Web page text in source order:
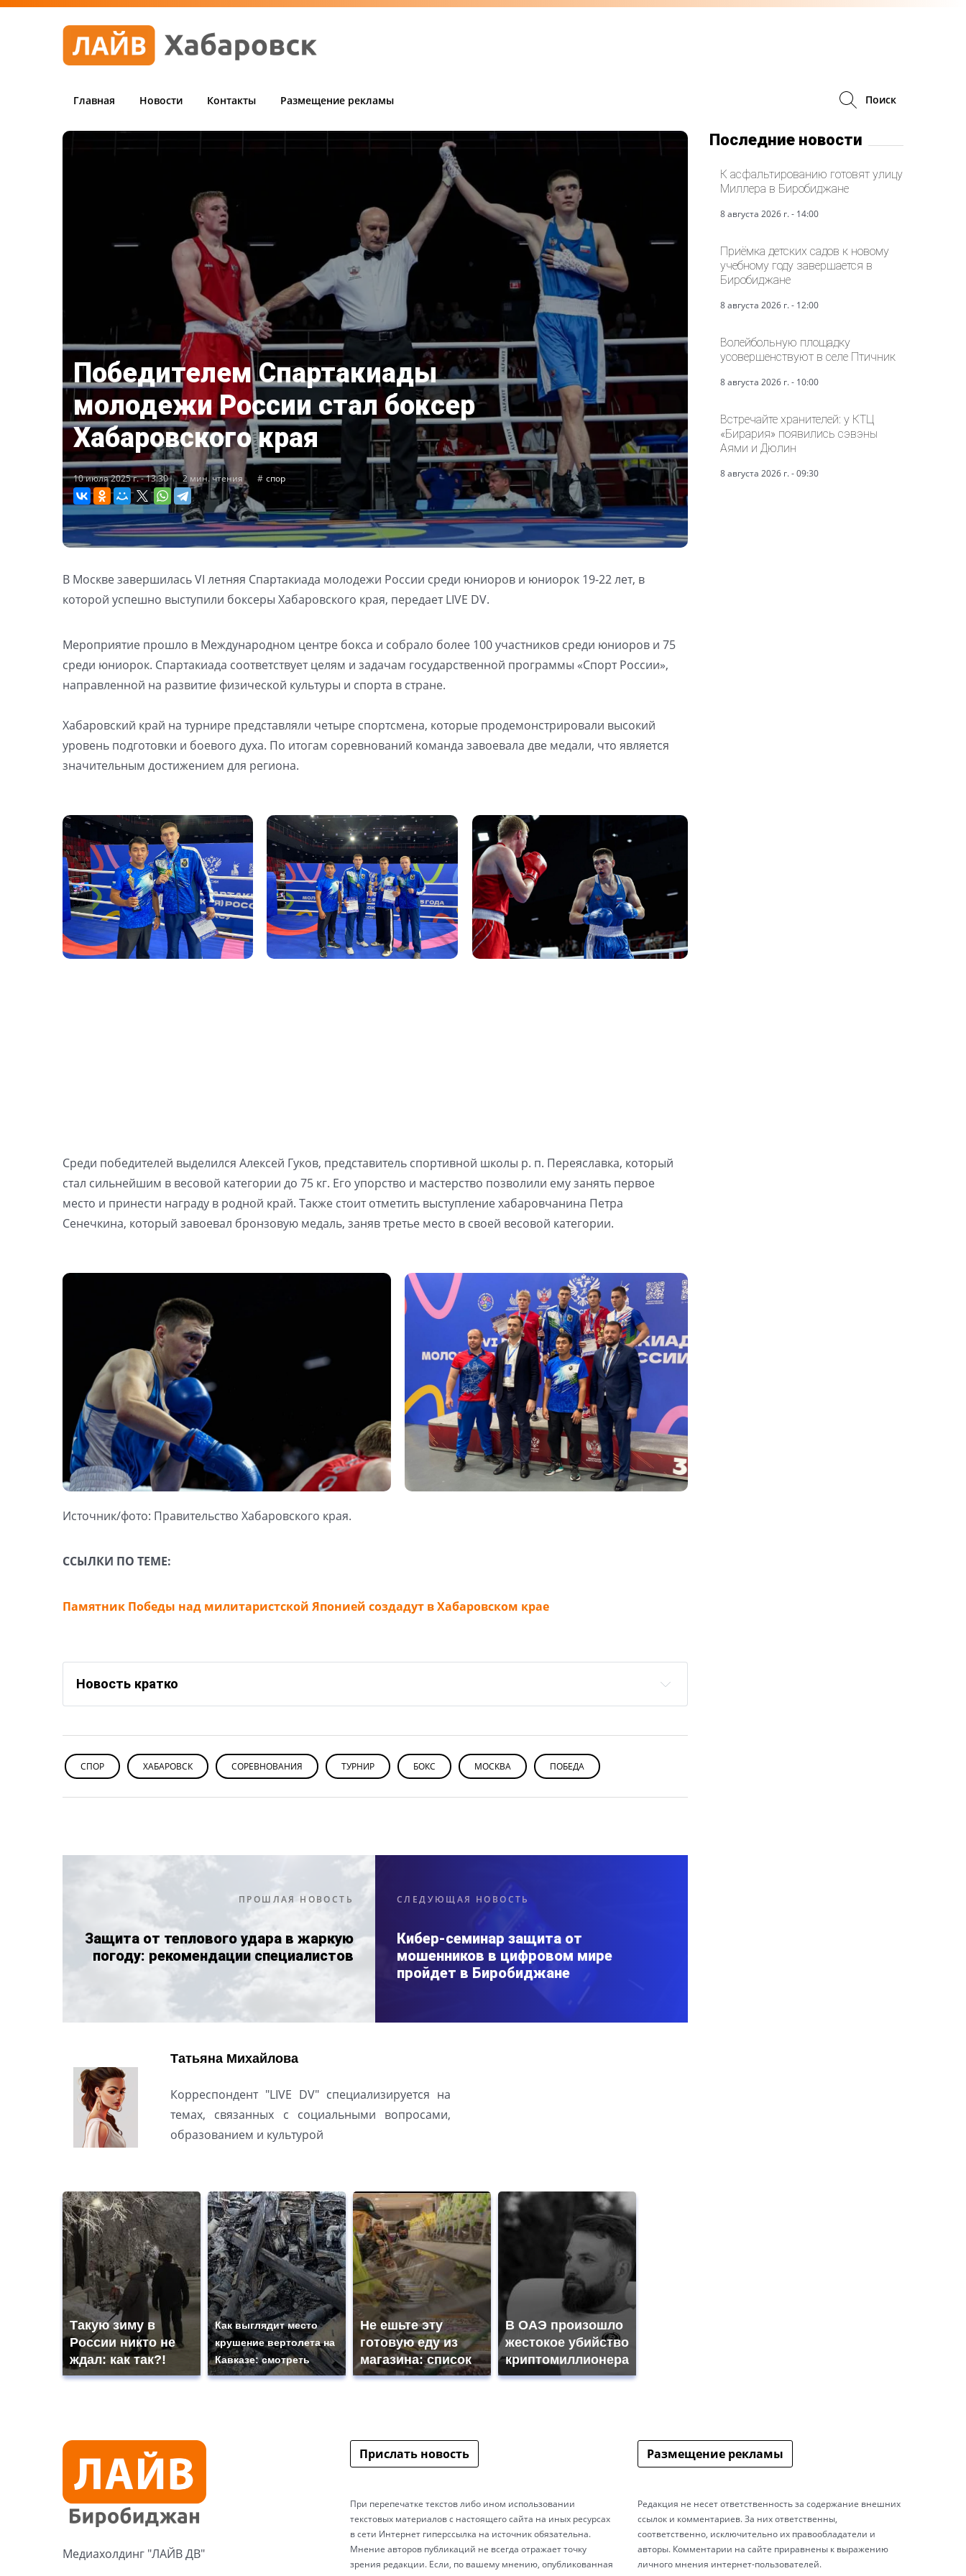
Главная Новости Контакты Размещение рекламы Поиск
Победителем Спартакиады
молодежи России стал боксер
Хабаровского края
10 июля 2025 г. - 13:30 2 мин. чтения спор
В Москве завершилась VI летняя Спартакиада молодежи России среди юниоров и юниорок 19-22 лет, в
которой успешно выступили боксеры Хабаровского края, передает LIVE DV.
Мероприятие прошло в Международном центре бокса и собрало более 100 участников среди юниоров и 75
среди юниорок. Спартакиада соответствует целям и задачам государственной программы «Спорт России»,
направленной на развитие физической культуры и спорта в стране.
Хабаровский край на турнире представляли четыре спортсмена, которые продемонстрировали высокий
уровень подготовки и боевого духа. По итогам соревнований команда завоевала две медали, что является
значительным достижением для региона.
Среди победителей выделился Алексей Гуков, представитель спортивной школы р. п. Переяславка, который
стал сильнейшим в весовой категории до 75 кг. Его упорство и мастерство позволили ему занять первое
место и принести награду в родной край. Также стоит отметить выступление хабаровчанина Петра
Сенечкина, который завоевал бронзовую медаль, заняв третье место в своей весовой категории.
Источник/фото: Правительство Хабаровского края.
ССЫЛКИ ПО ТЕМЕ:
Памятник Победы над милитаристской Японией создадут в Хабаровском крае
Новость кратко
СПОР ХАБАРОВСК СОРЕВНОВАНИЯ ТУРНИР БОКС МОСКВА ПОБЕДА
ПРОШЛАЯ НОВОСТЬ
Защита от теплового удара в жаркую
погоду: рекомендации специалистов
СЛЕДУЮЩАЯ НОВОСТЬ
Кибер-семинар защита от
мошенников в цифровом мире
пройдет в Биробиджане
Татьяна Михайлова
Корреспондент "LIVE DV" специализируется на
темах, связанных с социальными вопросами,
образованием и культурой
Такую зиму в
России никто не
ждал: как так?!
Как выглядит место
крушение вертолета на
Кавказе: смотреть
Не ешьте эту
готовую еду из
магазина: список
В ОАЭ произошло
жестокое убийство
криптомиллионера
Последние новости
К асфальтированию готовят улицу
Миллера в Биробиджане
8 августа 2026 г. - 14:00
Приёмка детских садов к новому
учебному году завершается в
Биробиджане
8 августа 2026 г. - 12:00
Волейбольную площадку
усовершенствуют в селе Птичник
8 августа 2026 г. - 10:00
Встречайте хранителей: у КТЦ
«Бирария» появились сэвэны
Аями и Дюлин
8 августа 2026 г. - 09:30
Медиахолдинг "ЛАЙВ ДВ"
Прислать новость
При перепечатке текстов либо ином использовании
текстовых материалов с настоящего сайта на иных ресурсах
в сети Интернет гиперссылка на источник обязательна.
Мнение авторов публикаций не всегда отражает точку
зрения редакции. Если, по вашему мнению, опубликованная
Размещение рекламы
Редакция не несет ответственность за содержание внешних
ссылок и комментариев. За них ответственны,
соответственно, исключительно их правообладатели и
авторы. Комментарии на сайте приравнены к выражению
личного мнения интернет-пользователей.